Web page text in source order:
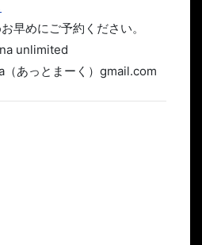
早めにご予約ください。
unlimited
あっとまーく）gmail.com